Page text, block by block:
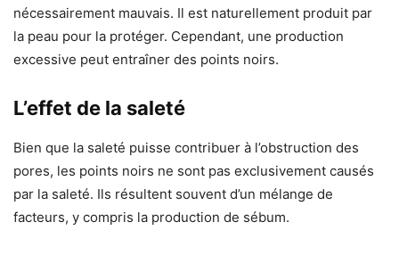
nécessairement mauvais. Il est naturellement produit par
la peau pour la protéger. Cependant, une production
excessive peut entraîner des points noirs.
L’effet de la saleté
Bien que la saleté puisse contribuer à l’obstruction des
pores, les points noirs ne sont pas exclusivement causés
par la saleté. Ils résultent souvent d’un mélange de
facteurs, y compris la production de sébum.